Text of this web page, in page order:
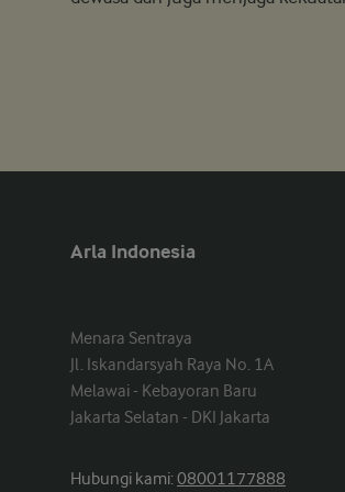
Arla Indonesia
Menara Sentraya
Jl. Iskandarsyah Raya No. 1A
Melawai - Kebayoran Baru
Jakarta Selatan - DKI Jakarta
Hubungi kami:08001177888